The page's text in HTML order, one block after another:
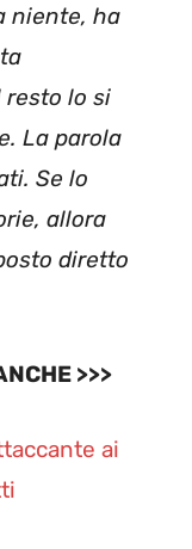
niente, ha
resto lo si
La parola
Se lo
allora
diretto
>>>
ai